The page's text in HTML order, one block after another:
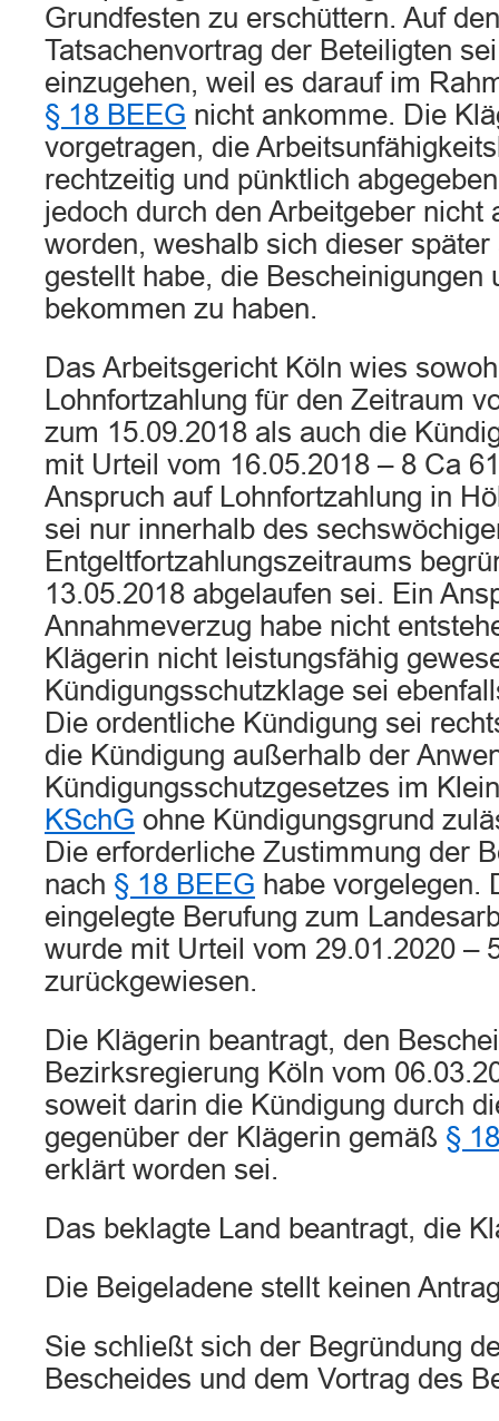
Grundfesten zu erschüttern. Auf
Tatsachenvortrag der Beteiligten
einzugehen, weil es darauf im
§ 18 BEEG nicht ankomme. Die
vorgetragen, die
rechtzeitig und pünktlich
jedoch durch den Arbeitgeber nicht
worden, weshalb sich dieser
gestellt habe, die Bescheinigungen
bekommen zu haben.
Das Arbeitsgericht Köln wies
Lohnfortzahlung für den Zeitraum
zum 15.09.2018 als auch die
mit Urteil vom 16.05.2018 – 8 Ca
Anspruch auf Lohnfortzahlung in
sei nur innerhalb des
Entgeltfortzahlungszeitraums
13.05.2018 abgelaufen sei. Ein
Annahmeverzug habe nicht
Klägerin nicht leistungsfähig
Kündigungsschutzklage sei
Die ordentliche Kündigung sei
die Kündigung außerhalb der
Kündigungsschutzgesetzes im
KSchG ohne Kündigungsgrund
Die erforderliche Zustimmung der
nach § 18 BEEG habe vorgelegen.
eingelegte Berufung zum
wurde mit Urteil vom 29.01.2020 –
zurückgewiesen.
Die Klägerin beantragt, den
Bezirksregierung Köln vom
soweit darin die Kündigung durch
gegenüber der Klägerin gemäß §
erklärt worden sei.
Das beklagte Land beantragt, die
Die Beigeladene stellt keinen
Sie schließt sich der Begründung
Bescheides und dem Vortrag des